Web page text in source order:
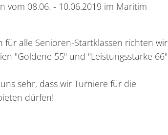
vom 08.06. - 10.06.2019 im Maritim
für alle Senioren-Startklassen richten wir
"Goldene 55" und "Leistungsstarke 66"
sehr, dass wir Turniere für die
dürfen!